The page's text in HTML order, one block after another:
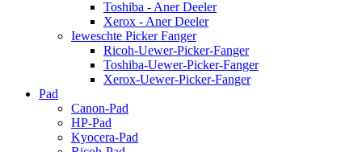
Toshiba - Aner Deeler
Xerox - Aner Deeler
Ieweschte Picker Fanger
Ricoh-Uewer-Picker-Fanger
Toshiba-Uewer-Picker-Fanger
Xerox-Uewer-Picker-Fanger
Pad
Canon-Pad
HP-Pad
Kyocera-Pad